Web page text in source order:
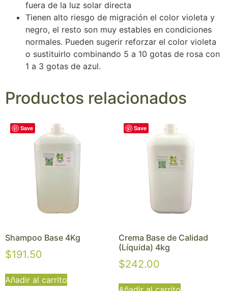
fuera de la luz solar directa
Tienen alto riesgo de migración el color violeta y
negro, el resto son muy estables en condiciones
normales. Pueden sugerir reforzar el color violeta
o sustituirlo combinando 5 a 10 gotas de rosa con
1 a 3 gotas de azul.
Productos relacionados
Save
Shampoo Base 4Kg
$191.50
Añadir al carrito
Save
Crema Base de Calidad
(Líquida) 4kg
$242.00